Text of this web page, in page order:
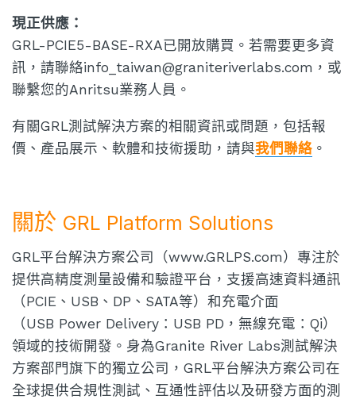
現正供應：
GRL-PCIE5-BASE-RXA已開放購買。若需要更多資
訊，請聯絡info_taiwan@graniteriverlabs.com，或
聯繫您的Anritsu業務人員。
有關GRL測試解決方案的相關資訊或問題，包括報
價、產品展示、軟體和技術援助，請與我們聯絡 。
關於 GRL Platform Solutions
GRL平台解決方案公司（www.GRLPS.com）專注於
提供高精度測量設備和驗證平台，支援高速資料通訊
（PCIE、USB、DP、SATA等）和充電介面
（USB Power Delivery：USB PD，無線充電：Qi）
領域的技術開發。身為Granite River Labs測試解決
方案部門旗下的獨立公司，GRL平台解決方案公司在
全球提供合規性測試、互通性評估以及研發方面的測